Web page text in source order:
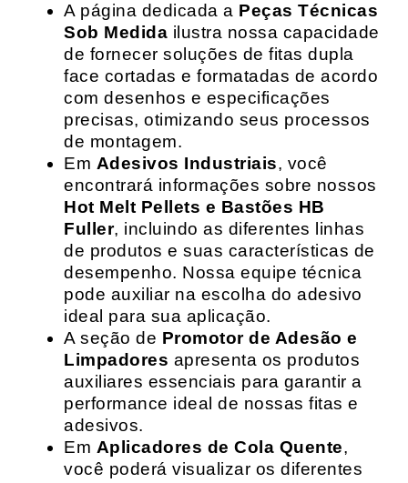
A página dedicada a Peças Técnicas
Sob Medida ilustra nossa capacidade
de fornecer soluções de fitas dupla
face cortadas e formatadas de acordo
com desenhos e especificações
precisas, otimizando seus processos
de montagem.
Em Adesivos Industriais, você
encontrará informações sobre nossos
Hot Melt Pellets e Bastões HB
Fuller, incluindo as diferentes linhas
de produtos e suas características de
desempenho. Nossa equipe técnica
pode auxiliar na escolha do adesivo
ideal para sua aplicação.
A seção de Promotor de Adesão e
Limpadores apresenta os produtos
auxiliares essenciais para garantir a
performance ideal de nossas fitas e
adesivos.
Em Aplicadores de Cola Quente,
você poderá visualizar os diferentes